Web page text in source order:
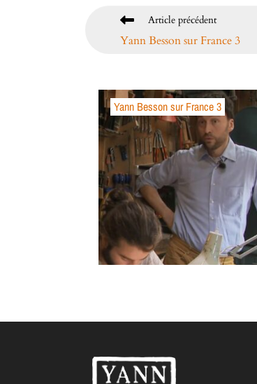
Article précédent
Yann Besson sur France 3
Yann Besson sur France 3